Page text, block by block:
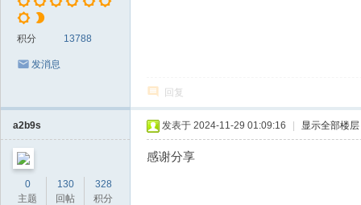
积分 13788
发消息
回复
a2b9s
0
主题
130
回帖
328
积分
发表于 2024-11-29 01:09:16 显示全部楼层
感谢分享